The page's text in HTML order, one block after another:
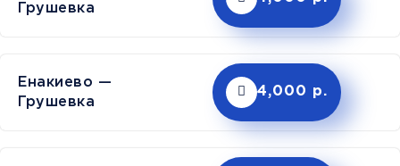
Грушевка
Енакиево —
Грушевка
4,000 р.